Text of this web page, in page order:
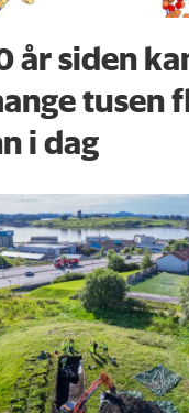
år siden
tusen
i dag